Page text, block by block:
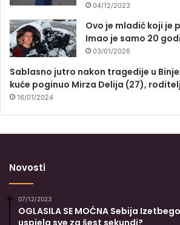
04/12/2023
Ovo je mladić koji je
Imao je samo 20
03/01/2026
Sablasno jutro nakon tragedije u
kuće poginuo Mirza Delija (27),
16/01/2024
Novosti
07/12/2023
OGLASILA SE MOĆNA Sebija
uspjela sve za šest sekundi?